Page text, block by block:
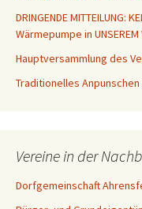
DRINGENDE
Wärmepumpe in
Hauptversammlung des
Traditionelles
Vereine in der
Dorfgemeinschaft